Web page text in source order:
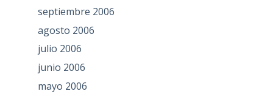
septiembre 2006
agosto 2006
julio 2006
junio 2006
mayo 2006